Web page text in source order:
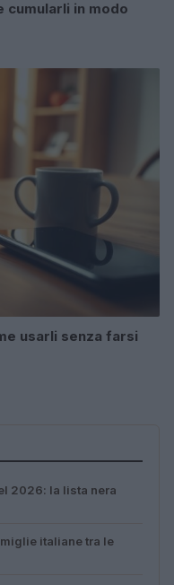
cumularli in modo
usarli senza farsi
2026: la lista nera
italiane tra le